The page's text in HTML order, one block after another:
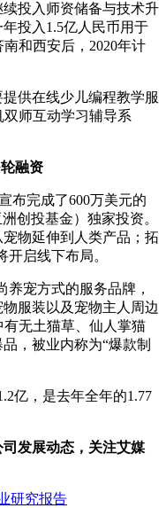
投入师资储备与技术升
投入1.5亿人民币用于
和西安后，2020年计
供在线少儿编程教学服
师互动学习辅导系
融资
完成了600万美元的
创投基金）独家投资。
物延伸到人类产品；拓
开启线下布局。
宠方式的服务品牌，
服装以及宠物主人周边
无土猫草、仙人掌猫
，被业内称为“爆款制
，是去年全年的1.77
发展动态，关注艾媒
研究报告